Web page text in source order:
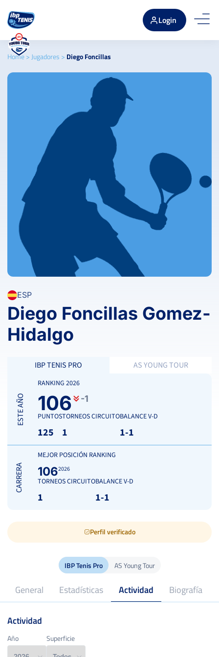
Login
Home> Jugadores > Diego Foncillas
ESP
Diego Foncillas Gomez-
Hidalgo
IBP TENIS PRO AS YOUNG TOUR
ESTE AÑO
RANKING 2026
106 -1
PUNTOS
125
TORNEOS CIRCUITO
1
BALANCE V-D
1-1
CARRERA
MEJOR POSICIÓN RANKING
1062026
TORNEOS CIRCUITO
1
BALANCE V-D
1-1
IBP Tenis Pro AS Young Tour
General Estadísticas Actividad Biografía
Perfil verificado
Edad
Profesional desde
Año Superficie
Actividad
Año Superficie